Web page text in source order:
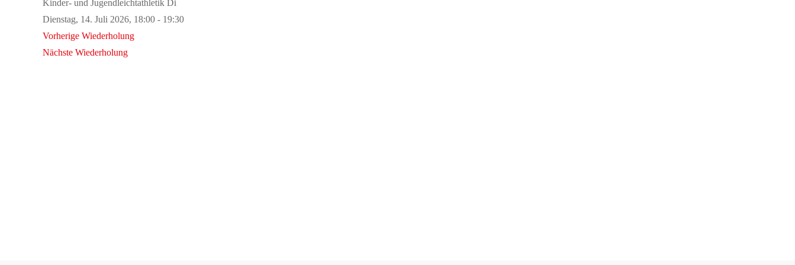
Kinder- und Jugendleichtathletik Di
Dienstag, 14. Juli 2026, 18:00 - 19:30
Vorherige Wiederholung
Nächste Wiederholung